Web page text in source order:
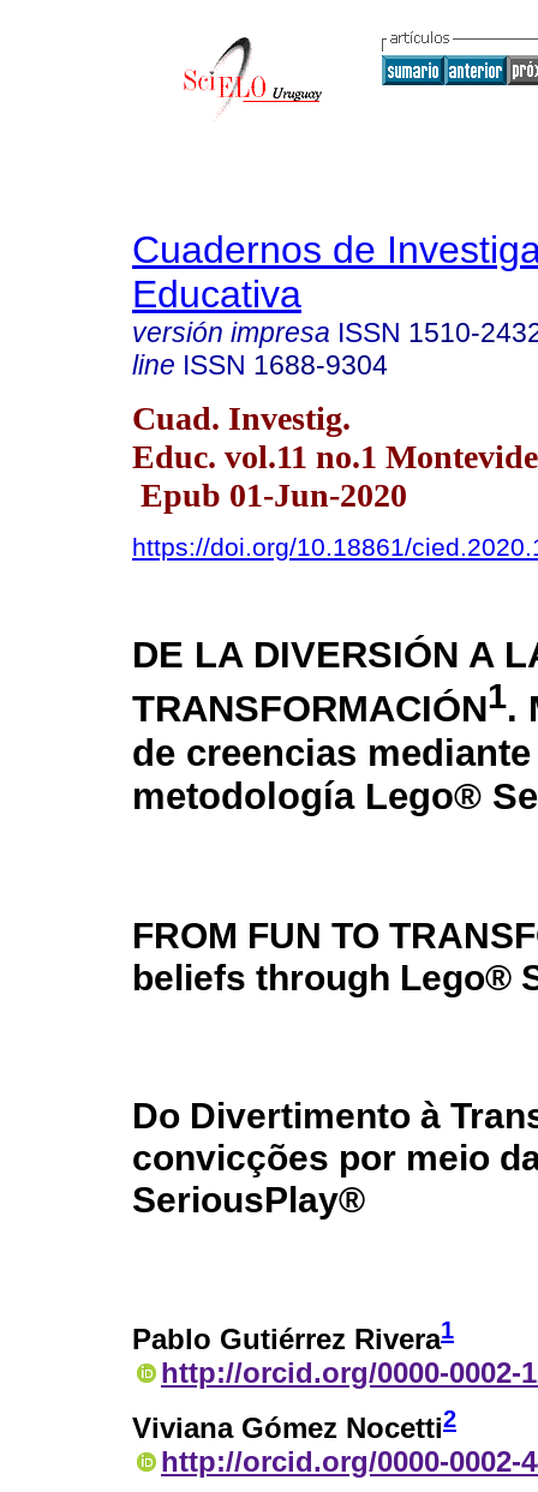
Cuadernos de
Educativa
versión impresa ISSN 1510-
line ISSN 1688-9304
Cuad. Investig.
Educ. vol.11 no.1
Epub 01-Jun-2020
https://doi.org/10.18861/
DE LA DIVERSIÓN A
TRANSFORMACIÓN1.
de creencias mediante
metodología Lego®
FROM FUN TO
beliefs through Lego®
Do Divertimento à
convicções por meio
SeriousPlay®
Pablo Gutiérrez Rivera1
http://orcid.org/0000-0002-
Viviana Gómez Nocetti2
http://orcid.org/0000-0002-